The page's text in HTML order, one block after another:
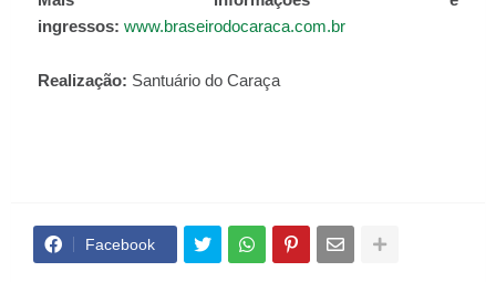
ingressos: www.braseirodocaraca.com.br
Realização: Santuário do Caraça
Facebook